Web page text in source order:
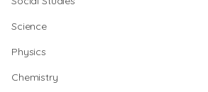
Science
Physics
Chemistry